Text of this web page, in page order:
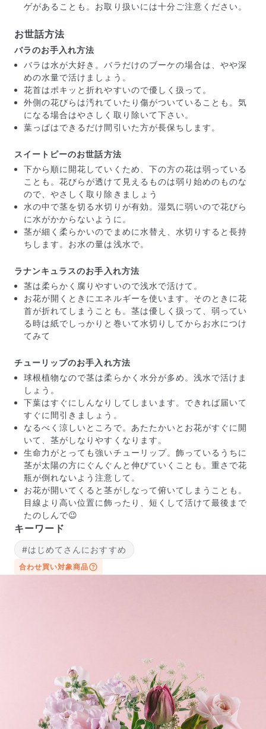
写真と同じものが届く？
商品ページに掲載している写真は、実際にお届けする商
品を撮影したものです。お花は生き物なので、どうして
も色味やサイズ・咲き方に個体差はありますが、できる
だけ写真のイメージに近いものをお届けできるように人
よくある質問
Q. 毎月自動でお花が届くサービスですか？
いいえ、毎月自動でお届けするサービスではありません。好
Q. 配送できないエリアはありますか？
ただいま沖縄・離島エリアへの配送には対応しておりませ
ん。ご了承ください。
Q. 配送日時は指定できますか？
お花をベストなタイミングで発送しているため、お届け日の
指定はできません。受け取り時間帯は、発送後にクロネコヤ
マトのアプリから変更可能です。
Q. 注文後にキャンセルできますか？
ご注文後一定時間内であればキャンセル可能です。
ゲがあることも。お取り扱いには十分ご注意ください。
お世話方法
バラのお手入れ方法
バラは水が大好き。バラだけのブーケの場合は、やや深
めの水量で活けましょう。
花首はポキッと折れやすいので優しく扱って。
外側の花びらは汚れていたり傷がついていることも。気
になる場合はやさしく取り除いて下さい。
葉っぱはできるだけ間引いた方が長保ちします。
スイートピーのお世話方法
下から順に開花していくため、下の方の花は弱っている
ことも。花びらが透けて見えるものは弱り始めのものな
ので、やさしく取り除きましょう
水の中で茎を切る水切りが有効。湿気に弱いので花びら
に水がかからないように。
茎が細く柔らかいのでまめに水替え、水切りすると長持
ちします。お水の量は浅水で。
ラナンキュラスのお手入れ方法
茎は柔らかく腐りやすいので浅水で活けて。
お花が開くときにエネルギーを使います。そのときに花
首が折れてしまうことも。茎は優しく扱って、弱ってい
る時は紙でしっかりと巻いて水切りしてからお水につけ
てみて
チューリップのお手入れ方法
球根植物なので茎は柔らかく水分が多め。浅水で活けま
しょう。
下葉はすぐにしんなりしてしまいます。できれば届いて
すぐに間引きましょう。
なるべく涼しいところで。あたたかいとお花がすぐに開
いて、茎がしなりやすくなります。
生命力がとっても強いチューリップ。飾っているうちに
茎が太陽の方にぐんぐんと伸びていくことも。重さで花
瓶が倒れないよう注意して。
お花が開いてくると茎がしなって俯いてしまうことも。
目線より高い位置に飾ったり、短くして活けて最後まで
たのしんで😉
キーワード
#はじめてさんにおすすめ
合わせ買い対象商品